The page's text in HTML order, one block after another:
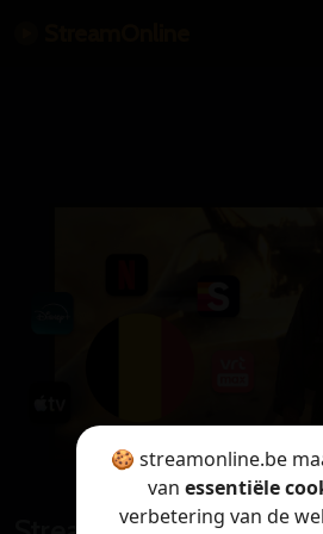
🍪 streamonline.be
van essentiële
verbetering van de